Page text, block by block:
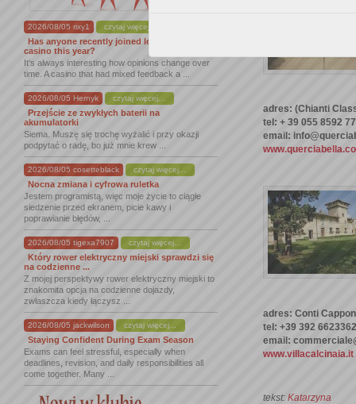
2026/08/05 rixy1 czytaj więcej...
Has anyone recently joined lordofspins
casino this year?
It's always interesting how opinions change over
time. A casino that had mixed feedback a ...
2026/08/05 Hernyk czytaj więcej...
Przejście ze zwykłych baterii na
akumulatorki
Siema. Muszę się trochę wyżalić i przy okazji
podpytać o radę, bo już mnie krew ...
2026/08/05 cosetteblack czytaj więcej...
Nocna zmiana i cyfrowa ruletka
Jestem programistą, więc moje życie to ciągłe
siedzenie przed ekranem, picie kawy i
poprawianie błędów, ...
2026/08/05 tigexa7907 czytaj więcej...
Który rower elektryczny miejski sprawdzi się
na codzienne ...
Z mojej perspektywy rower elektryczny miejski to
znakomita opcja na codzienne dojazdy,
zwłaszcza kiedy łączysz ...
2026/08/05 jackwilson czytaj więcej...
Staying Confident During Exam Season
Exams can feel stressful, especially when
deadlines, revision, and daily responsibilities all
come together. Many ...
adres: (Chianti
tel: + 39 055 8592
email:
adres: Conti
tel: +39 392
email:
www.villacalcinaia.it
tekst: Katarzyna